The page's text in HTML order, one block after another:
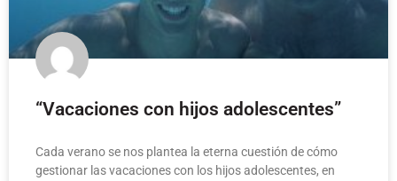
“Vacaciones con hijos adolescentes”
Cada verano se nos plantea la eterna cuestión de cómo
gestionar las vacaciones con los hijos adolescentes, en